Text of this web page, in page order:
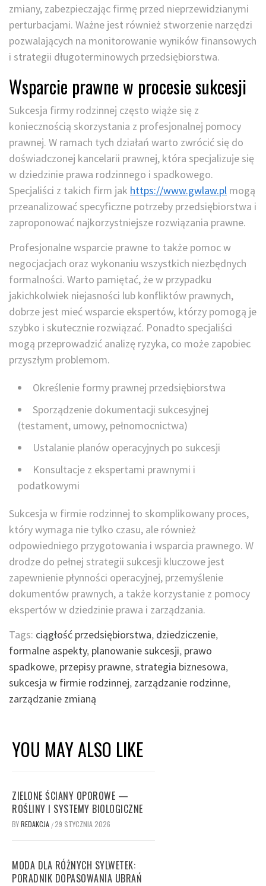
zmiany, zabezpieczając firmę przed nieprzewidzianymi
perturbacjami. Ważne jest również stworzenie narzędzi
pozwalających na monitorowanie wyników finansowych
i strategii długoterminowych przedsiębiorstwa.
Wsparcie prawne w procesie sukcesji
Sukcesja firmy rodzinnej często wiąże się z
koniecznością skorzystania z profesjonalnej pomocy
prawnej. W ramach tych działań warto zwrócić się do
doświadczonej kancelarii prawnej, która specjalizuje się
w dziedzinie prawa rodzinnego i spadkowego.
Specjaliści z takich firm jak https://www.gwlaw.pl mogą
przeanalizować specyficzne potrzeby przedsiębiorstwa i
zaproponować najkorzystniejsze rozwiązania prawne.
Profesjonalne wsparcie prawne to także pomoc w
negocjacjach oraz wykonaniu wszystkich niezbędnych
formalności. Warto pamiętać, że w przypadku
jakichkolwiek niejasności lub konfliktów prawnych,
dobrze jest mieć wsparcie ekspertów, którzy pomogą je
szybko i skutecznie rozwiązać. Ponadto specjaliści
mogą przeprowadzić analizę ryzyka, co może zapobiec
przyszłym problemom.
Określenie formy prawnej przedsiębiorstwa
Sporządzenie dokumentacji sukcesyjnej
(testament, umowy, pełnomocnictwa)
Ustalanie planów operacyjnych po sukcesji
Konsultacje z ekspertami prawnymi i
podatkowymi
Sukcesja w firmie rodzinnej to skomplikowany proces,
który wymaga nie tylko czasu, ale również
odpowiedniego przygotowania i wsparcia prawnego. W
drodze do pełnej strategii sukcesji kluczowe jest
zapewnienie płynności operacyjnej, przemyślenie
dokumentów prawnych, a także korzystanie z pomocy
ekspertów w dziedzinie prawa i zarządzania.
Tags: ciągłość przedsiębiorstwa, dziedziczenie,
formalne aspekty, planowanie sukcesji, prawo
spadkowe, przepisy prawne,strategia biznesowa,
sukcesja w firmie rodzinnej, zarządzanie rodzinne,
zarządzanie zmianą
YOU MAY ALSO LIKE
ZIELONE ŚCIANY OPOROWE —
ROŚLINY I SYSTEMY BIOLOGICZNE
BYREDAKCJA / 29 STYCZNIA 2026
MODA DLA RÓŻNYCH SYLWETEK:
PORADNIK DOPASOWANIA UBRAŃ